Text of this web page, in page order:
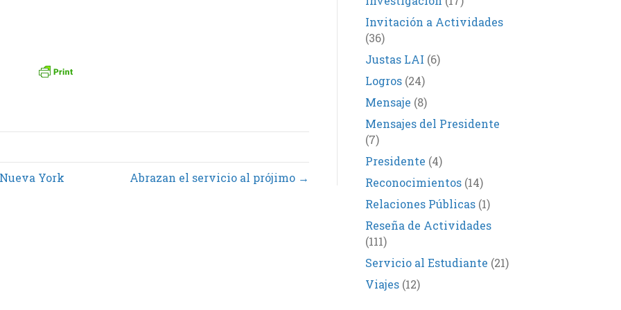
York Abrazan el servicio al prójimo →
Invitación a Actividades
(36)
Justas LAI (6)
Logros(24)
Mensaje (8)
Mensajes del Presidente
(7)
Presidente (4)
Reconocimientos(14)
Relaciones Públicas(1)
Reseña de Actividades
(111)
Servicio al Estudiante (21)
Viajes(12)